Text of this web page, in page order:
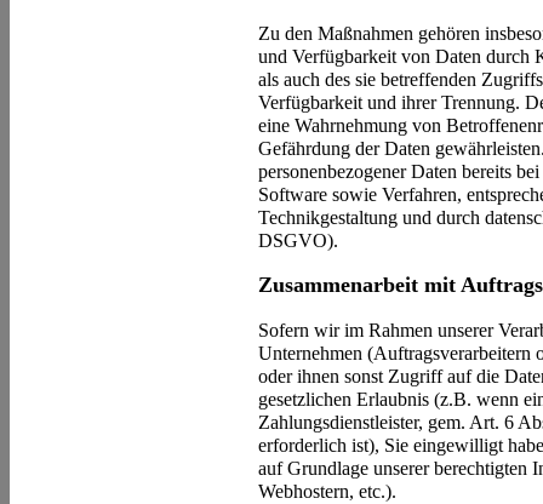
Zu den Maßnahmen gehören
und Verfügbarkeit von Daten durch
als auch des sie betreffenden
Verfügbarkeit und ihrer Trennung.
eine Wahrnehmung von
Gefährdung der Daten
personenbezogener Daten bereits
Software sowie Verfahren,
Technikgestaltung und durch
DSGVO).
Zusammenarbeit mit
Sofern wir im Rahmen unserer
Unternehmen (Auftragsverarbeitern
oder ihnen sonst Zugriff auf die
gesetzlichen Erlaubnis (z.B. wenn
Zahlungsdienstleister, gem. Art. 6
erforderlich ist), Sie eingewilligt
auf Grundlage unserer berechtigten
Webhostern, etc.).